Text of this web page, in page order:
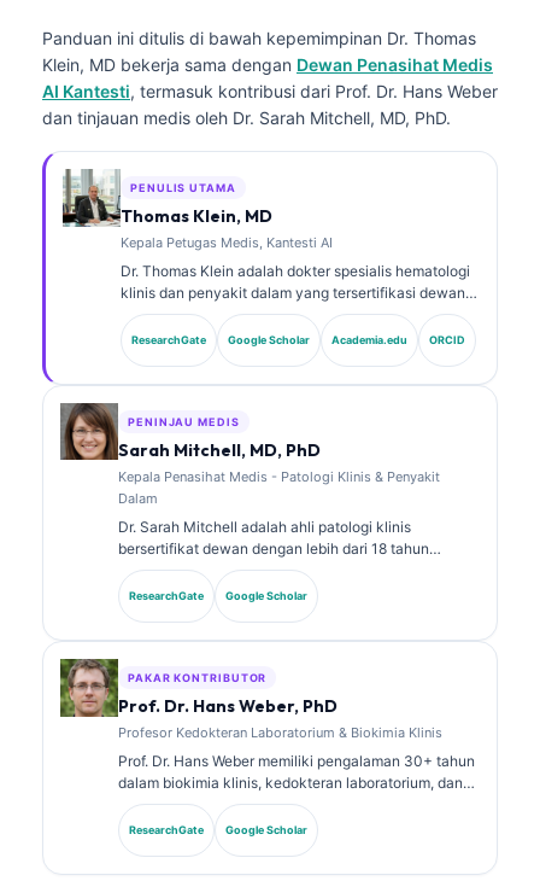
Panduan ini ditulis di bawah kepemimpinan Dr. Thomas
Klein, MD bekerja sama dengan Dewan Penasihat Medis
AI Kantesti, termasuk kontribusi dari Prof. Dr. Hans Weber
dan tinjauan medis oleh Dr. Sarah Mitchell, MD, PhD.
PENULIS UTAMA
Thomas Klein, MD
Kepala Petugas Medis, Kantesti AI
Dr. Thomas Klein adalah dokter spesialis hematologi
klinis dan penyakit dalam yang tersertifikasi dewan,
dengan lebih dari 15 tahun pengalaman dalam
kedokteran laboratorium dan analisis klinis
berbantuan AI. Sebagai Chief Medical Officer di
perusahaan. Dr. Klein telah banyak mempublikasikan
karya tentang interpretasi biomarker dan diagnostik
ResearchGate Google Scholar Academia.edu ORCID
PENINJAU MEDIS
Sarah Mitchell, MD, PhD
Kepala Penasihat Medis - Patologi Klinis & Penyakit
Dalam
Dr. Sarah Mitchell adalah ahli patologi klinis
bersertifikat dewan dengan lebih dari 18 tahun
pengalaman dalam bidang kedokteran laboratorium
dan analisis diagnostik. Ia memiliki sertifikasi spesialis
dalam kimia klinis dan telah banyak mempublikasikan
ResearchGate Google Scholar
PAKAR KONTRIBUTOR
Prof. Dr. Hans Weber, PhD
Profesor Kedokteran Laboratorium & Biokimia Klinis
Prof. Dr. Hans Weber memiliki pengalaman 30+ tahun
dalam biokimia klinis, kedokteran laboratorium, dan
riset biomarker. Mantan Presiden German Society for
Clinical Chemistry, ia mengkhususkan diri dalam
analisis panel diagnostik, standardisasi biomarker,
ResearchGate Google Scholar